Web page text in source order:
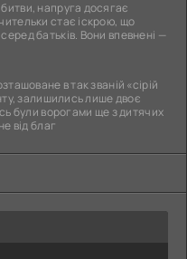
напруга досягає
стає іскрою, що
батьків. Вони впевнені —
в так званій «сірій
залишились лише двоє
були ворогами ще з дитячих
від благ